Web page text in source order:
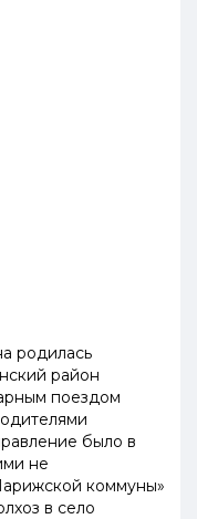
родилась
район
поездом
было в
не
коммуны»
в село